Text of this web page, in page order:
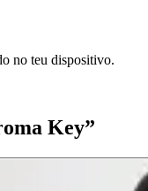
no teu dispositivo.
Key”